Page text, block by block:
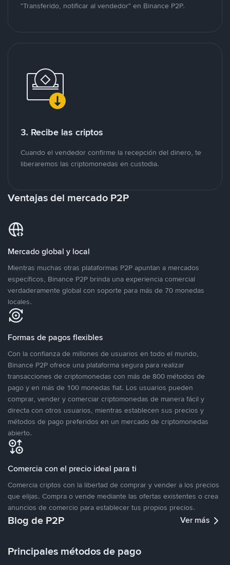
"Transferido, notificar al vendedor" en Binance P2P.
3. Recibe las criptos
Cuando el vendedor confirme la recepción del dinero, te
liberaremos las criptomonedas en custodia.
Ventajas del mercado P2P
Mercado global y local
Mientras muchas otras plataformas P2P apuntan a mercados
específicos, Binance P2P brinda una experiencia comercial
verdaderamente global con soporte para más de 70 monedas
locales.
Formas de pagos flexibles
Con la confianza de millones de usuarios en todo el mundo,
Binance P2P ofrece una plataforma segura para realizar
transacciones de criptomonedas con más de 800 métodos de
pago y en más de 100 monedas fiat. Los usuarios pueden
comprar, vender y comerciar criptomonedas de manera fácil y
directa con otros usuarios, mientras establecen sus precios y
métodos de pago preferidos en un mercado de criptomonedas
abierto.
Comercia con el precio ideal para ti
Comercia criptos con la libertad de comprar y vender a los precios
que elijas. Compra o vende mediante las ofertas existentes o crea
anuncios de comercio para establecer tus propios precios.
Blog de P2P Ver más
Principales métodos de pago